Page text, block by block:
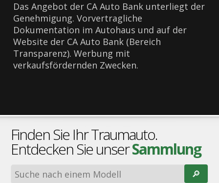
Das Angebot der CA Auto Bank unterliegt der
Genehmigung. Vorvertragliche
Dokumentation im Autohaus und auf der
Website der CA Auto Bank (Bereich
Transparenz). Werbung mit
verkaufsfördernden Zwecken.
Finden Sie Ihr Traumauto.
Entdecken Sie unserSammlung
🔎︎